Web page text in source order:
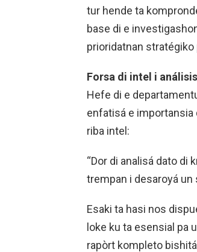
tur hende ta
base di e
prioridatnan stratégiko
Forsa di intel i análisis
Hefe di e
enfatisá e importansia
riba intel:
“Dor di analisá dato
trempan i desaroyá un
Esaki ta hasi nos
loke ku ta esensial pa
rapòrt kompleto